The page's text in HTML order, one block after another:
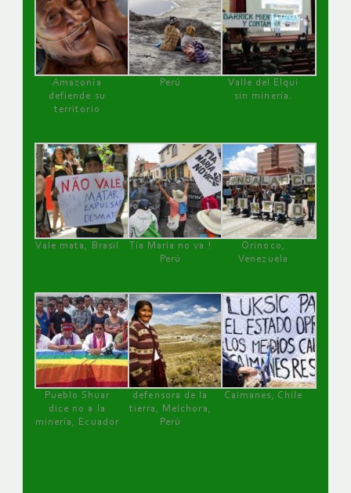
Amazonía
defiende su
territorio
Perú
Valle del Elqui
sin minería.
Vale mata, Brasil
Tía María no va !
Perú
Orinoco,
Venezuela
Pueblo Shuar
dice no a la
minería, Ecuador
defensora de la
tierra, Melchora,
Perú
Caimanes, Chile